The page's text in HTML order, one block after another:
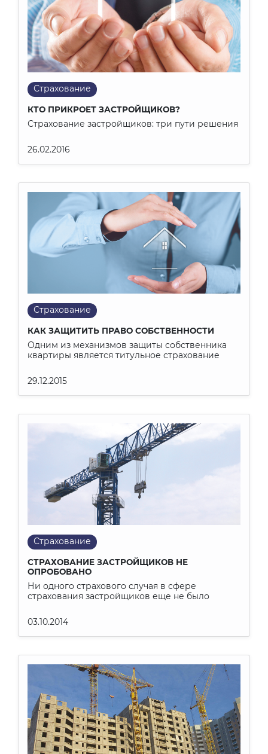
Страхование
КТО ПРИКРОЕТ ЗАСТРОЙЩИКОВ?
Страхование застройщиков: три пути решения
26.02.2016
Страхование
КАК ЗАЩИТИТЬ ПРАВО СОБСТВЕННОСТИ
Одним из механизмов защиты собственника
квартиры является титульное страхование
29.12.2015
Страхование
СТРАХОВАНИЕ ЗАСТРОЙЩИКОВ НЕ
ОПРОБОВАНО
Ни одного страхового случая в сфере
страхования застройщиков еще не было
03.10.2014